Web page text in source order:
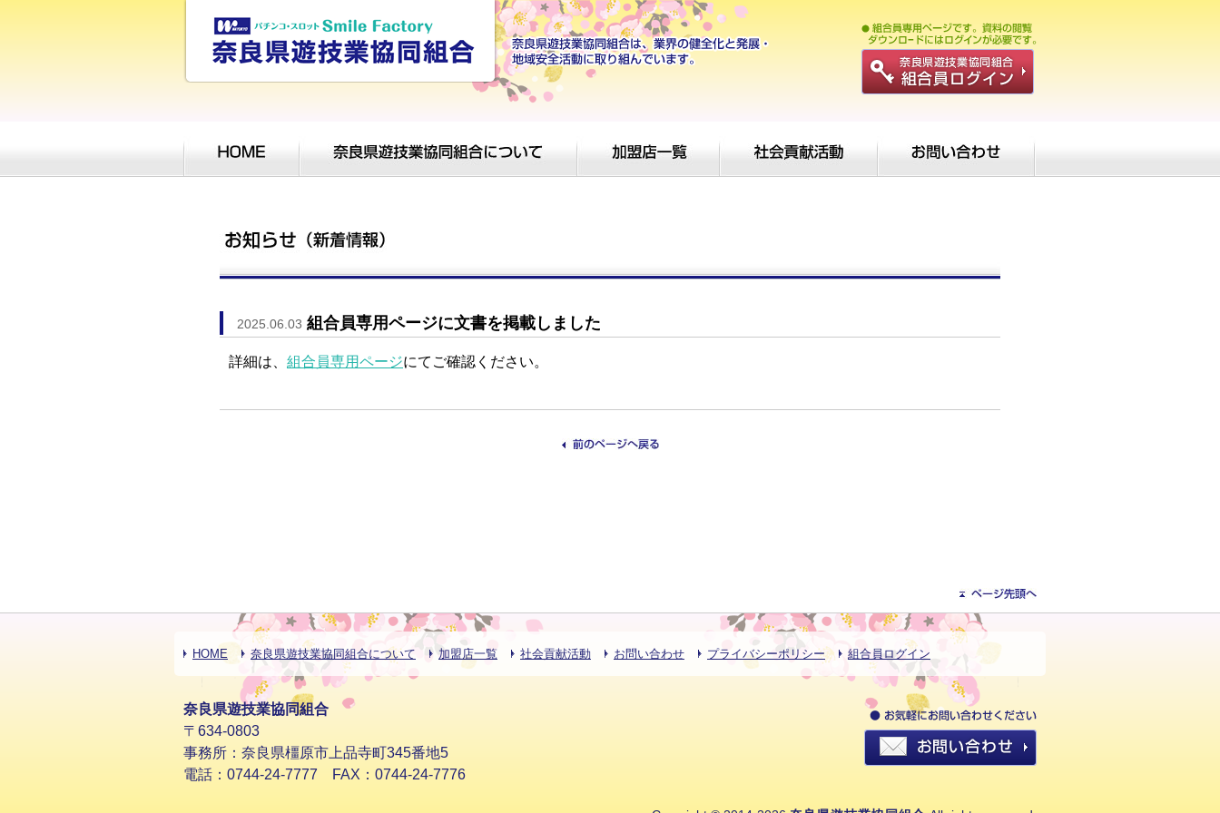
2025.06.03 組合員専用ページに文書を掲載しました
詳細は、 組合員専用ページにてご確認ください。
HOME 奈良県遊技業協同組合について 加盟店一覧 社会貢献活動 お問い合わせ プライバシーポリシー 組合員ログイン
奈良県遊技業協同組合
〒634-0803
事務所：奈良県橿原市上品寺町345番地5
電話：0744-24-7777 FAX：0744-24-7776